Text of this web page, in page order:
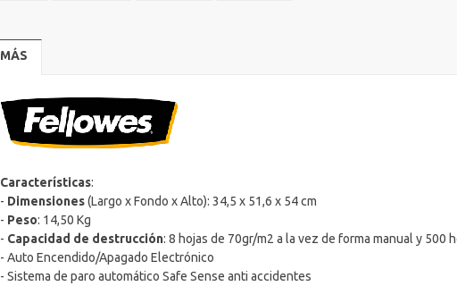
MÁS
Características:
- Dimensiones(Largo x Fondo x Alto): 34,5 x 51,6 x 54 cm
- Peso: 14,50 Kg
- Capacidad de destrucción: 8 hojas de 70gr/m2 a la vez de forma manual y 500
- Auto Encendido/Apagado Electrónico
- Sistema de paro automático Safe Sense anti accidentes